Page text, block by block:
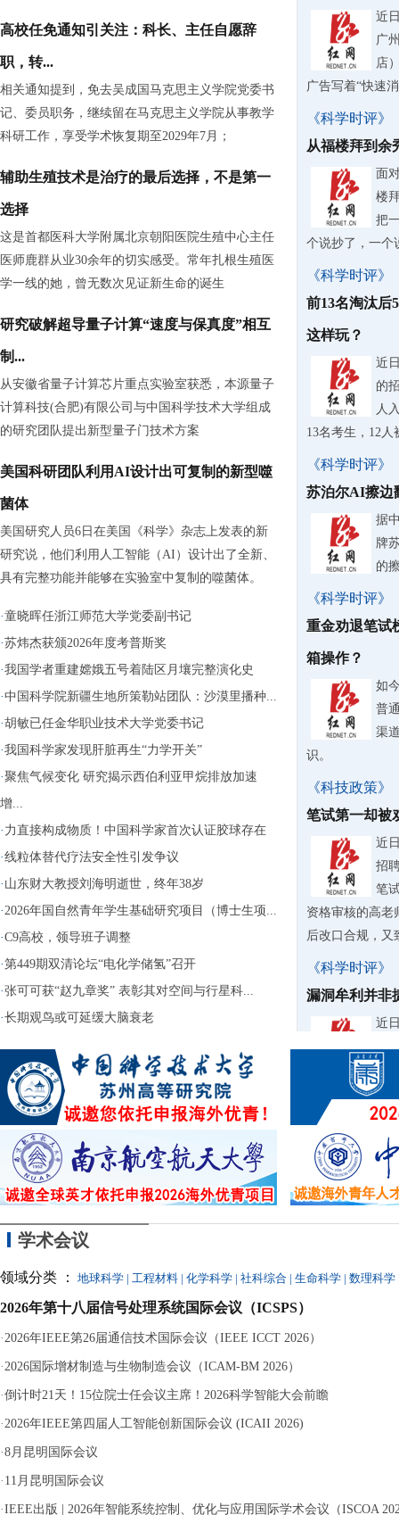
高校任免通知引关注：科长、主任自愿辞
职，转...
相关通知提到，免去吴成国马克思主义学院党委书
记、委员职务，继续留在马克思主义学院从事教学
科研工作，享受学术恢复期至2029年7月；
辅助生殖技术是治疗的最后选择，不是第一
选择
这是首都医科大学附属北京朝阳医院生殖中心主任
医师鹿群从业30余年的切实感受。常年扎根生殖医
学一线的她，曾无数次见证新生命的诞生
研究破解超导量子计算“速度与保真度”相互
制...
从安徽省量子计算芯片重点实验室获悉，本源量子
计算科技(合肥)有限公司与中国科学技术大学组成
的研究团队提出新型量子门技术方案
美国科研团队利用AI设计出可复制的新型噬
菌体
美国研究人员6日在美国《科学》杂志上发表的新
研究说，他们利用人工智能（AI）设计出了全新、
具有完整功能并能够在实验室中复制的噬菌体。
·童晓晖任浙江师范大学党委副书记
·苏炜杰获颁2026年度考普斯奖
·我国学者重建嫦娥五号着陆区月壤完整演化史
·中国科学院新疆生地所策勒站团队：沙漠里播种...
·胡敏已任金华职业技术大学党委书记
·我国科学家发现肝脏再生“力学开关”
·聚焦气候变化 研究揭示西伯利亚甲烷排放加速
增...
· 力直接构成物质！中国科学家首次认证胶球存在
·线粒体替代疗法安全性引发争议
· 山东财大教授刘海明逝世，终年38岁
·2026年国自然青年学生基础研究项目（博士生项...
·C9高校，领导班子调整
·第449期双清论坛“电化学储氢”召开
·张可可获“赵九章奖” 表彰其对空间与行星科...
·长期观鸟或可延缓大脑衰老
近
广
店
广告写着“快速
《科学时评》
从福楼拜到余
面
楼
把
个说抄了，一个
《科学时评》
前13名淘汰后
这样玩？
近
的
人
13名考生，12人
《科学时评》
苏泊尔AI擦边
据
牌
的
《科学时评》
重金劝退笔试
箱操作？
如
普
渠
识。
《科技政策》
笔试第一却被
近
招
笔
资格审核的高老
后改口合规，又
《科学时评》
漏洞牟利并非
近
台“
钱“
用还大肆转卖
同参与，最终因
学术会议
领域分类 ： 地球科学 | 工程材料 | 化学科学 | 社科综合 | 生命科学 | 数理科学
2026年第十八届信号处理系统国际会议（ICSPS）
·2026年IEEE第26届通信技术国际会议（IEEE ICCT 2026）
·2026国际增材制造与生物制造会议（ICAM-BM 2026）
·倒计时21天！15位院士任会议主席！2026科学智能大会前瞻
·2026年IEEE第四届人工智能创新国际会议 (ICAII 2026)
·8月昆明国际会议
· 11月昆明国际会议
·IEEE出版 | 2026年智能系统控制、优化与应用国际学术会议（ISCOA